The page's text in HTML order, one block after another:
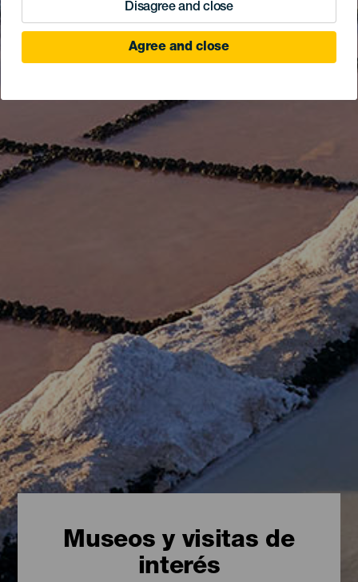
Disagree and close
Agree and close
Museos y visitas de
interés